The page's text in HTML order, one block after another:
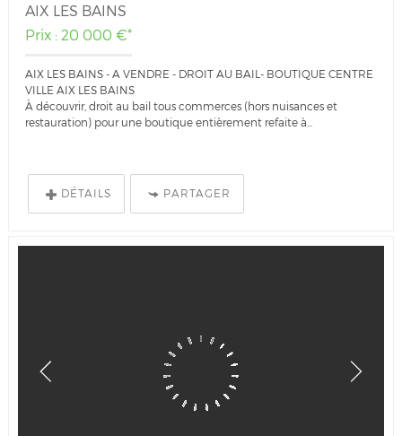
AIX LES BAINS
Prix : 20 000 €*
AIX LES BAINS - A VENDRE - DROIT AU BAIL- BOUTIQUE CENTRE
VILLE AIX LES BAINS
À découvrir, droit au bail tous commerces (hors nuisances et
restauration) pour une boutique entièrement refaite à...
DÉTAILS PARTAGER